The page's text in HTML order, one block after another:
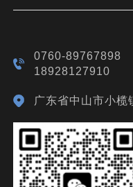
0760-89767898
18928127910
广东省中山市小榄